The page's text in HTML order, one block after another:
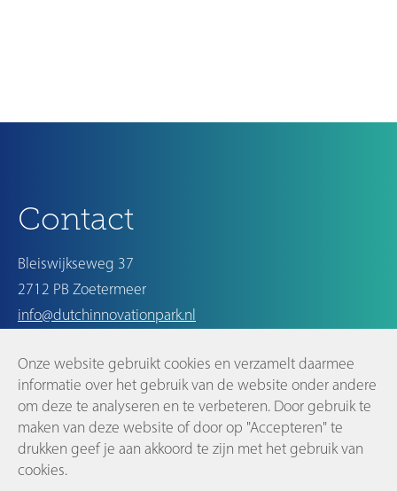
Onze website gebruikt cookies en verzamelt daarmee
informatie over het gebruik van de website onder andere
om deze te analyseren en te verbeteren. Door gebruik te
maken van deze website of door op "Accepteren" te
drukken geef je aan akkoord te zijn met het gebruik van
cookies.
Contact
Bleiswijkseweg 37
2712 PB Zoetermeer
info@dutchinnovationpark.nl
Op de hoogte blijven